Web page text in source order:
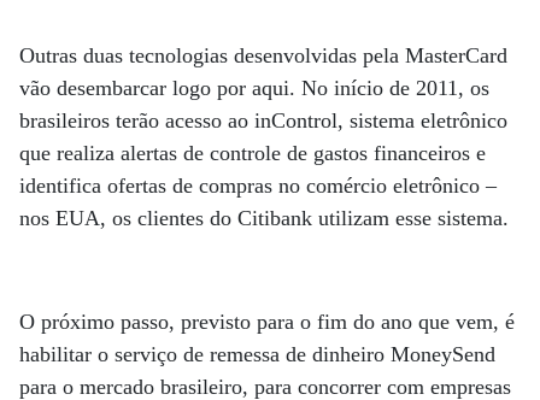
Outras duas tecnologias desenvolvidas pela MasterCard
vão desembarcar logo por aqui. No início de 2011, os
brasileiros terão acesso ao inControl, sistema eletrônico
que realiza alertas de controle de gastos financeiros e
identifica ofertas de compras no comércio eletrônico –
nos EUA, os clientes do Citibank utilizam esse sistema.
O próximo passo, previsto para o fim do ano que vem, é
habilitar o serviço de remessa de dinheiro MoneySend
para o mercado brasileiro, para concorrer com empresas